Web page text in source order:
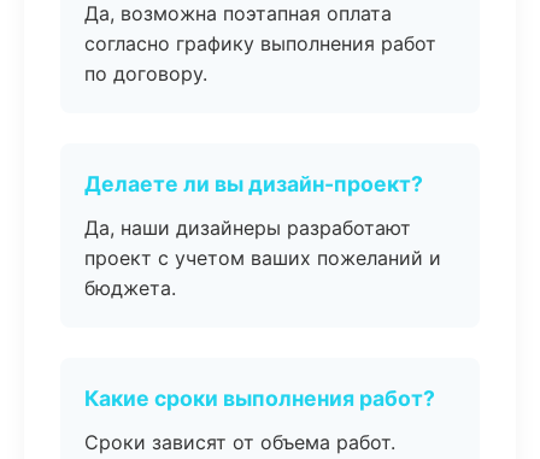
Да, возможна поэтапная оплата
согласно графику выполнения работ
по договору.
Делаете ли вы дизайн-проект?
Да, наши дизайнеры разработают
проект с учетом ваших пожеланий и
бюджета.
Какие сроки выполнения работ?
Сроки зависят от объема работ.